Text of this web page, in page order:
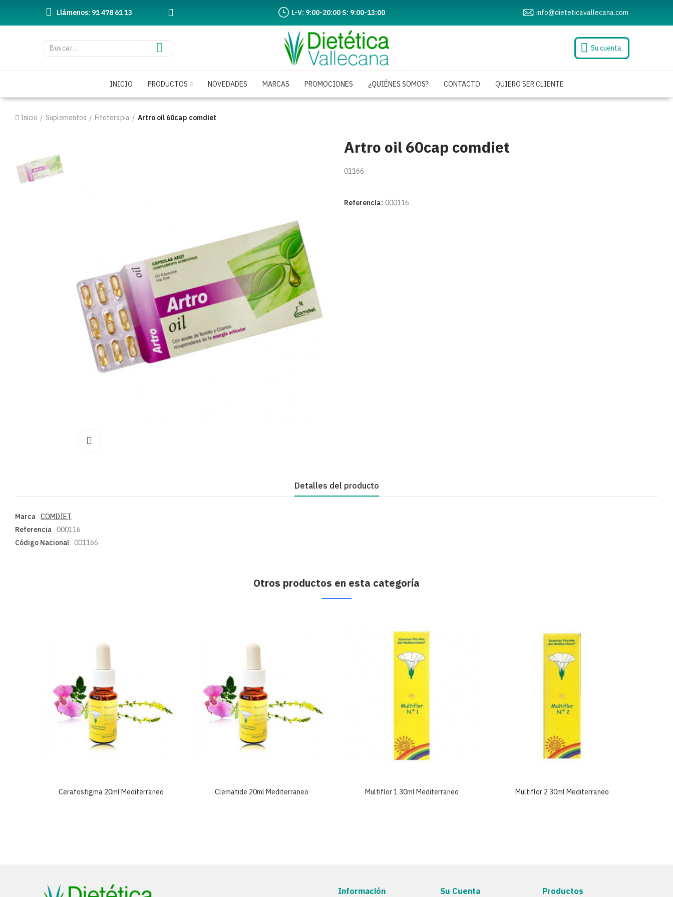
Llámenos: 91 478 61 13 L-V: 9:00-20:00 S: 9:00-13:00 info@dieteticavallecana.com
Su cuenta
INICIO PRODUCTOS NOVEDADES MARCAS PROMOCIONES ¿QUIÉNES SOMOS? CONTACTO QUIERO SER CLIENTE
Inicio Suplementos Fitoterapia Artro oil 60cap comdiet
Artro oil 60cap comdiet
01166
Referencia: 000116
Detalles del producto
Marca COMDIET
Referencia
000116
Código Nacional
001166
Otros productos en esta categoría
Ceratostigma 20ml Mediterraneo Clematide 20ml Mediterraneo Multiflor 1 30ml Mediterraneo Multiflor 2 30ml Mediterraneo
Información Su Cuenta Productos